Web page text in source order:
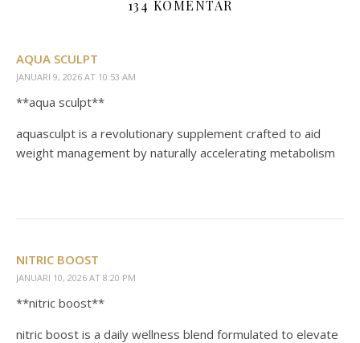
134 KOMENTAR
AQUA SCULPT
JANUARI 9, 2026 AT 10:53 AM
**aqua sculpt**
aquasculpt is a revolutionary supplement crafted to aid
weight management by naturally accelerating metabolism
NITRIC BOOST
JANUARI 10, 2026 AT 8:20 PM
**nitric boost**
nitric boost is a daily wellness blend formulated to elevate